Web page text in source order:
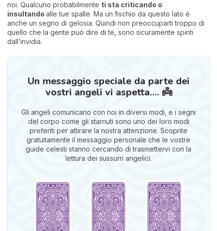
noi. Qualcuno probabilmente ti sta criticando o
insultando alle tue spalle. Ma un fischio da questo lato è
anche un segno di gelosia. Quindi non preoccuparti troppo di
quello che la gente può dire di te, sono sicuramente spinti
dall’invidia.
Un messaggio speciale da parte dei
vostri angeli vi aspetta.... 👼
Gli angeli comunicano con noi in diversi modi, e i segni
del corpo come gli starnuti sono uno dei loro modi
preferiti per attirare la nostra attenzione. Scoprite
gratuitamente il messaggio personale che le vostre
guide celesti stanno cercando di trasmettervi con la
lettura dei sussurri angelici.